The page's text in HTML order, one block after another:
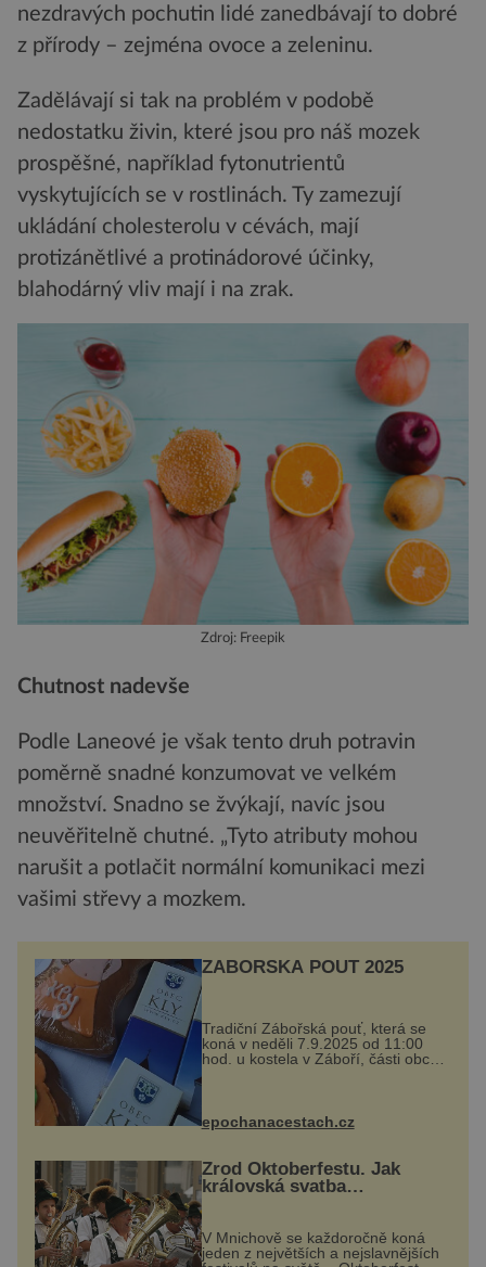
nezdravých pochutin lidé zanedbávají to dobré
z přírody – zejména ovoce a zeleninu.
Zadělávají si tak na problém v podobě
nedostatku živin, které jsou pro náš mozek
prospěšné, například fytonutrientů
vyskytujících se v rostlinách. Ty zamezují
ukládání cholesterolu v cévách, mají
protizánětlivé a protinádorové účinky,
blahodárný vliv mají i na zrak.
Zdroj: Freepik
Chutnost nadevše
Podle Laneové je však tento druh potravin
poměrně snadné konzumovat ve velkém
množství. Snadno se žvýkají, navíc jsou
neuvěřitelně chutné. „Tyto atributy mohou
narušit a potlačit normální komunikaci mezi
vašimi střevy a mozkem.
ZÁBOŘSKÁ POUŤ 2025
Tradiční Zábořská pouť, která se
koná v neděli 7.9.2025 od 11:00
hod. u kostela v Záboří, části obce
Kly u Mělníka. V programu
naleznete komentovanou prohlídku
atrakce...
epochanacestach.cz
Zrod Oktoberfestu. Jak
královská svatba
odstartovala největší pivní
festival světa
V Mnichově se každoročně koná
jeden z největších a nejslavnějších